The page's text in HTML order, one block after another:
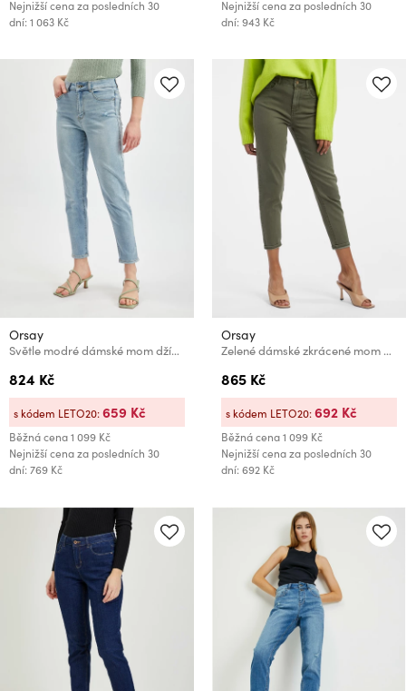
Nejnižší cena za posledních 30
dní: 1 063 Kč
Nejnižší cena za posledních 30
dní: 943 Kč
Orsay
Světle modré dámské mom džíny ORSAY
824 Kč
Běžná cena1 099 Kč
Nejnižší cena za posledních 30
dní: 769 Kč
s kódem LETO20:659 Kč
Orsay
Zelené dámské zkrácené mom fit džíny ORSAY
865 Kč
Běžná cena1 099 Kč
Nejnižší cena za posledních 30
dní: 692 Kč
s kódem LETO20:692 Kč